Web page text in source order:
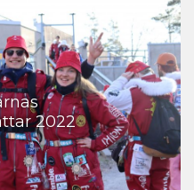
2022